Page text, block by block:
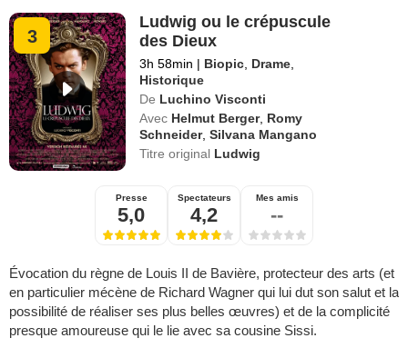
3
Ludwig ou le crépuscule
des Dieux
3h 58min | Biopic Drame
Historique
De Luchino Visconti
Avec Helmut Berger, Romy
Schneider,Silvana Mangano
Titre original Ludwig
Presse
5,0
Spectateurs
4,2
Mes amis
--
Évocation du règne de Louis II de Bavière, protecteur des arts (et
en particulier mécène de Richard Wagner qui lui dut son salut et la
possibilité de réaliser ses plus belles œuvres) et de la complicité
presque amoureuse qui le lie avec sa cousine Sissi.